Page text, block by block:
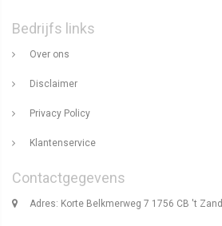
Bedrijfs links
Over ons
Disclaimer
Privacy Policy
Klantenservice
Contactgegevens
Adres: Korte Belkmerweg 7 1756 CB 't Zand